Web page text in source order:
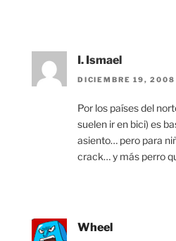
I. Ismael
DICIEMBRE 19,
Por los países del
suelen ir en bici) es
asiento… pero para
crack… y más perro
Wheel